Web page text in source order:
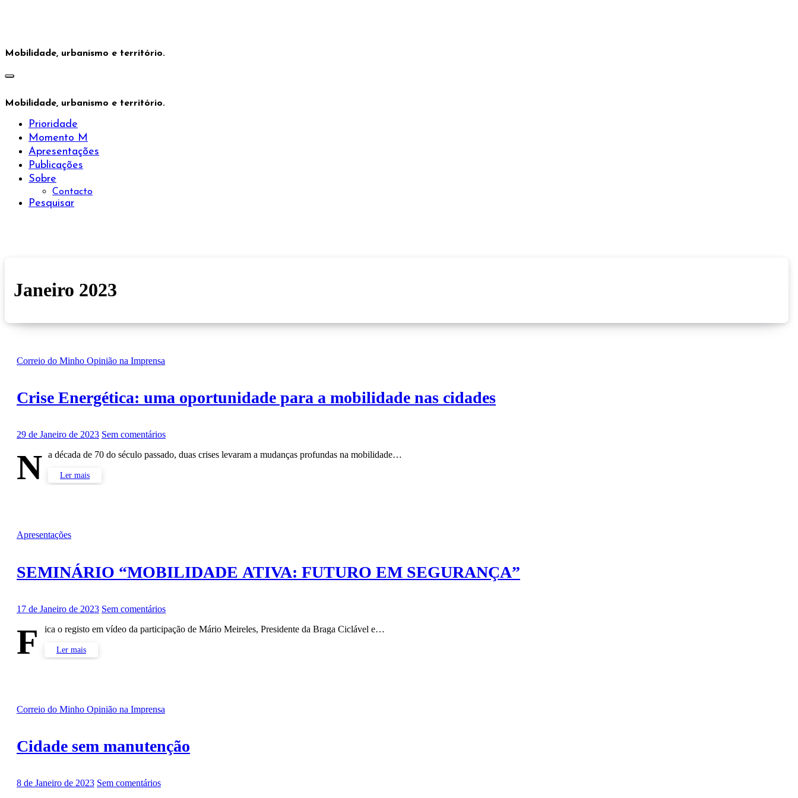
Mobilidade, urbanismo e território.
Mobilidade, urbanismo e território.
Prioridade
Momento M
Apresentações
Publicações
Sobre
Contacto
Pesquisar
Janeiro 2023
Correio do Minho Opinião na Imprensa
Crise Energética: uma oportunidade para a mobilidade nas cidades
29 de Janeiro de 2023 Sem comentários
N a década de 70 do século passado, duas crises levaram a mudanças profundas na mobilidade…
Ler mais
Apresentações
SEMINÁRIO “MOBILIDADE ATIVA: FUTURO EM SEGURANÇA”
17 de Janeiro de 2023 Sem comentários
F ica o registo em vídeo da participação de Mário Meireles, Presidente da Braga Ciclável e…
Ler mais
Correio do Minho Opinião na Imprensa
Cidade sem manutenção
8 de Janeiro de 2023 Sem comentários